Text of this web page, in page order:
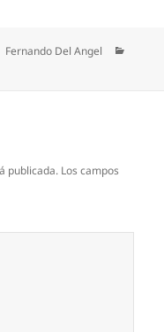
Fernando Del Angel
publicada. Los campos